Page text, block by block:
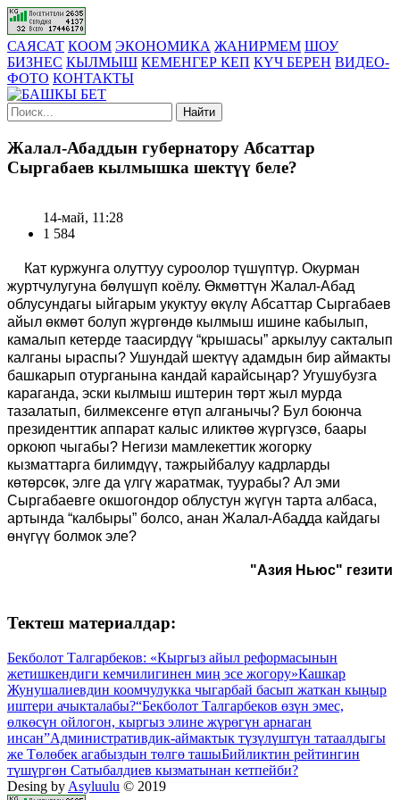
САЯСАТ КООМ ЭКОНОМИКА ЖАНИРМЕМ ШОУ
БИЗНЕС КЫЛМЫШ КЕМЕНГЕР КЕП КҮЧ БЕРЕН ВИДЕО-
ФОТО КОНТАКТЫ
Найти
Жалал-Абаддын губернатору Абсаттар
Сыргабаев кылмышка шектүү беле?
14-май, 11:28
1 584
Кат куржунга олуттуу суроолор түшүптүр. Окурман
журтчулугуна бөлүшүп коёлу. Өкмөттүн Жалал-Абад
облусундагы ыйгарым укуктуу өкүлү Абсаттар Сыргабаев
айыл өкмөт болуп жүргөндө кылмыш ишине кабылып,
камалып кетерде таасирдүү “крышасы” аркылуу сакталып
калганы ыраспы? Ушундай шектүү адамдын бир аймакты
башкарып отурганына кандай карайсыңар? Угушубузга
караганда, эски кылмыш иштерин төрт жыл мурда
тазалатып, билмексенге өтүп алганычы? Бул боюнча
президенттик аппарат калыс иликтөө жүргүзсө, баары
оркоюп чыгабы? Негизи мамлекеттик жогорку
кызматтарга билимдүү, тажрыйбалуу кадрларды
көтөрсөк, элге да үлгү жаратмак, туурабы? Ал эми
Сыргабаевге окшогондор облустун жүгүн тарта албаса,
артында “калбыры” болсо, анан Жалал-Абадда кайдагы
өнүгүү болмок эле?
"Азия Ньюс" гезити
Тектеш материалдар:
Бекболот Талгарбеков: «Кыргыз айыл реформасынын
жетишкендиги кемчилигинен миң эсе жогору»Кашкар
Жунушалиевдин коомчулукка чыгарбай басып жаткан кыңыр
иштери ачыкталабы?“Бекболот Талгарбеков өзүн эмес,
өлкөсүн ойлогон, кыргыз элине жүрөгүн арнаган
инсан”Административдик-аймактык түзүлүштүн татаалдыгы
же Төлөбек агабыздын төлгө ташыБийликтин рейтингин
түшүргөн Сатыбалдиев кызматынан кетпейби?
Desing by Asyluulu © 2019